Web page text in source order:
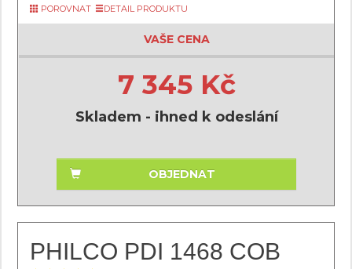
POROVNAT
DETAIL PRODUKTU
VAŠE CENA
7 345 Kč
Skladem - ihned k odeslání
OBJEDNAT
PHILCO PDI 1468 COB